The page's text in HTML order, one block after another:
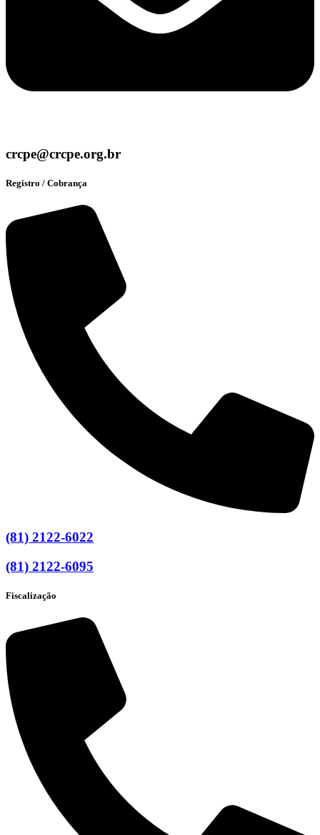
crcpe@crcpe.org.br
Registro / Cobrança
(81) 2122-6022
(81) 2122-6095
Fiscalização